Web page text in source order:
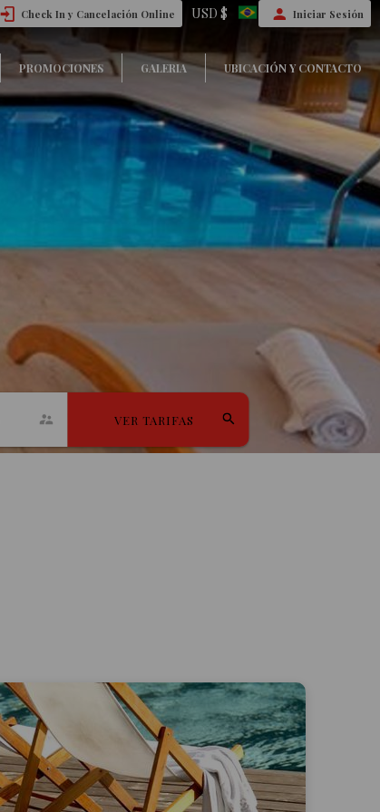
PROMOCIONES GALERIA UBICACIÓN Y CONTACTO
Check In y Cancelación Online USD $ Iniciar Sesión
VER TARIFAS